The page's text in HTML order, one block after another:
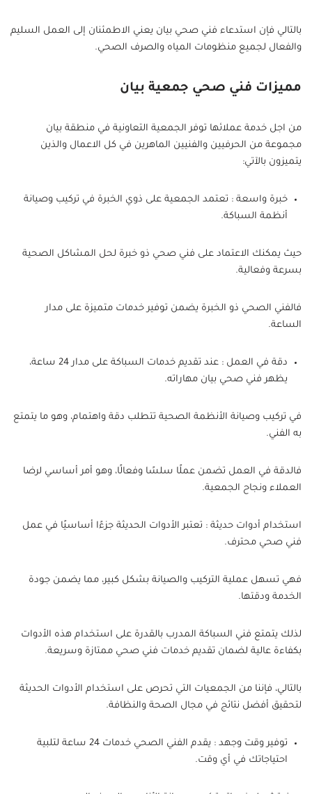
بالتالي فإن استدعاء فني صحي بيان يعني الاطمئنان إلى العمل السليم
والفعال لجميع منظومات المياه والصرف الصحي.
مميزات فني صحي جمعية بيان
من اجل خدمة عملائها توفر الجمعية التعاونية في منطقة بيان
مجموعة من الحرفيين والفنيين الماهرين في كل الاعمال والذين
يتميزون بالآتي:
خبرة واسعة : تعتمد الجمعية على ذوي الخبرة في تركيب وصيانة
أنظمة السباكة.
حيث يمكنك الاعتماد على فني صحي ذو خبرة لحل المشاكل الصحية
بسرعة وفعالية.
فالفني الصحي ذو الخبرة يضمن توفير خدمات متميزة على مدار
الساعة.
دقة في العمل : عند تقديم خدمات السباكة على مدار 24 ساعة،
يظهر فني صحي بيان مهاراته.
في تركيب وصيانة الأنظمة الصحية تتطلب دقة واهتمام، وهو ما يتمتع
به الفني.
فالدقة في العمل تضمن عملًا سلسًا وفعالًا، وهو أمر أساسي لرضا
العملاء ونجاح الجمعية.
استخدام أدوات حديثة : تعتبر الأدوات الحديثة جزءًا أساسيًا في عمل
فني صحي محترف.
فهي تسهل عملية التركيب والصيانة بشكل كبير، مما يضمن جودة
الخدمة ودقتها.
لذلك يتمتع فني السباكة المدرب بالقدرة على استخدام هذه الأدوات
بكفاءة عالية لضمان تقديم خدمات فني صحي ممتازة وسريعة.
بالتالي، فإننا من الجمعيات التي تحرص على استخدام الأدوات الحديثة
لتحقيق أفضل نتائج في مجال الصحة والنظافة.
توفير وقت وجهد : يقدم الفني الصحي خدمات 24 ساعة لتلبية
احتياجاتك في أي وقت.